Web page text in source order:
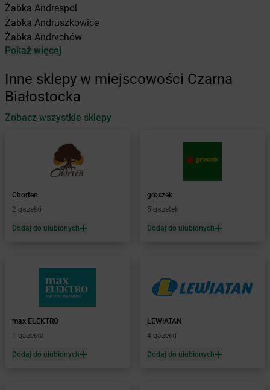
Żabka Andrespol
Żabka Andruszkowice
Żabka Andrychów
Żabka Antonie
Żabka Automat
Żabka Babica
Żabka Babice Nowe
Baborów
Baboszewo
Bachowice
Żabka Bądkowo
Żabka Bąków
Żabka
Barcin
Barczewo
Bardo
Żabka Barlinek
Żabka Barniewice
Żabka Bartąg
Pokaż więcej
Inne sklepy w miejscowości Czarna
Białostocka
Zobacz wszystkie sklepy
Chorten
2 gazetki
Dodaj do ulubionych
groszek
5 gazetek
Dodaj do ulubionych
max ELEKTRO
1 gazetka
Dodaj do ulubionych
LEWIATAN
4 gazetki
Dodaj do ulubionych